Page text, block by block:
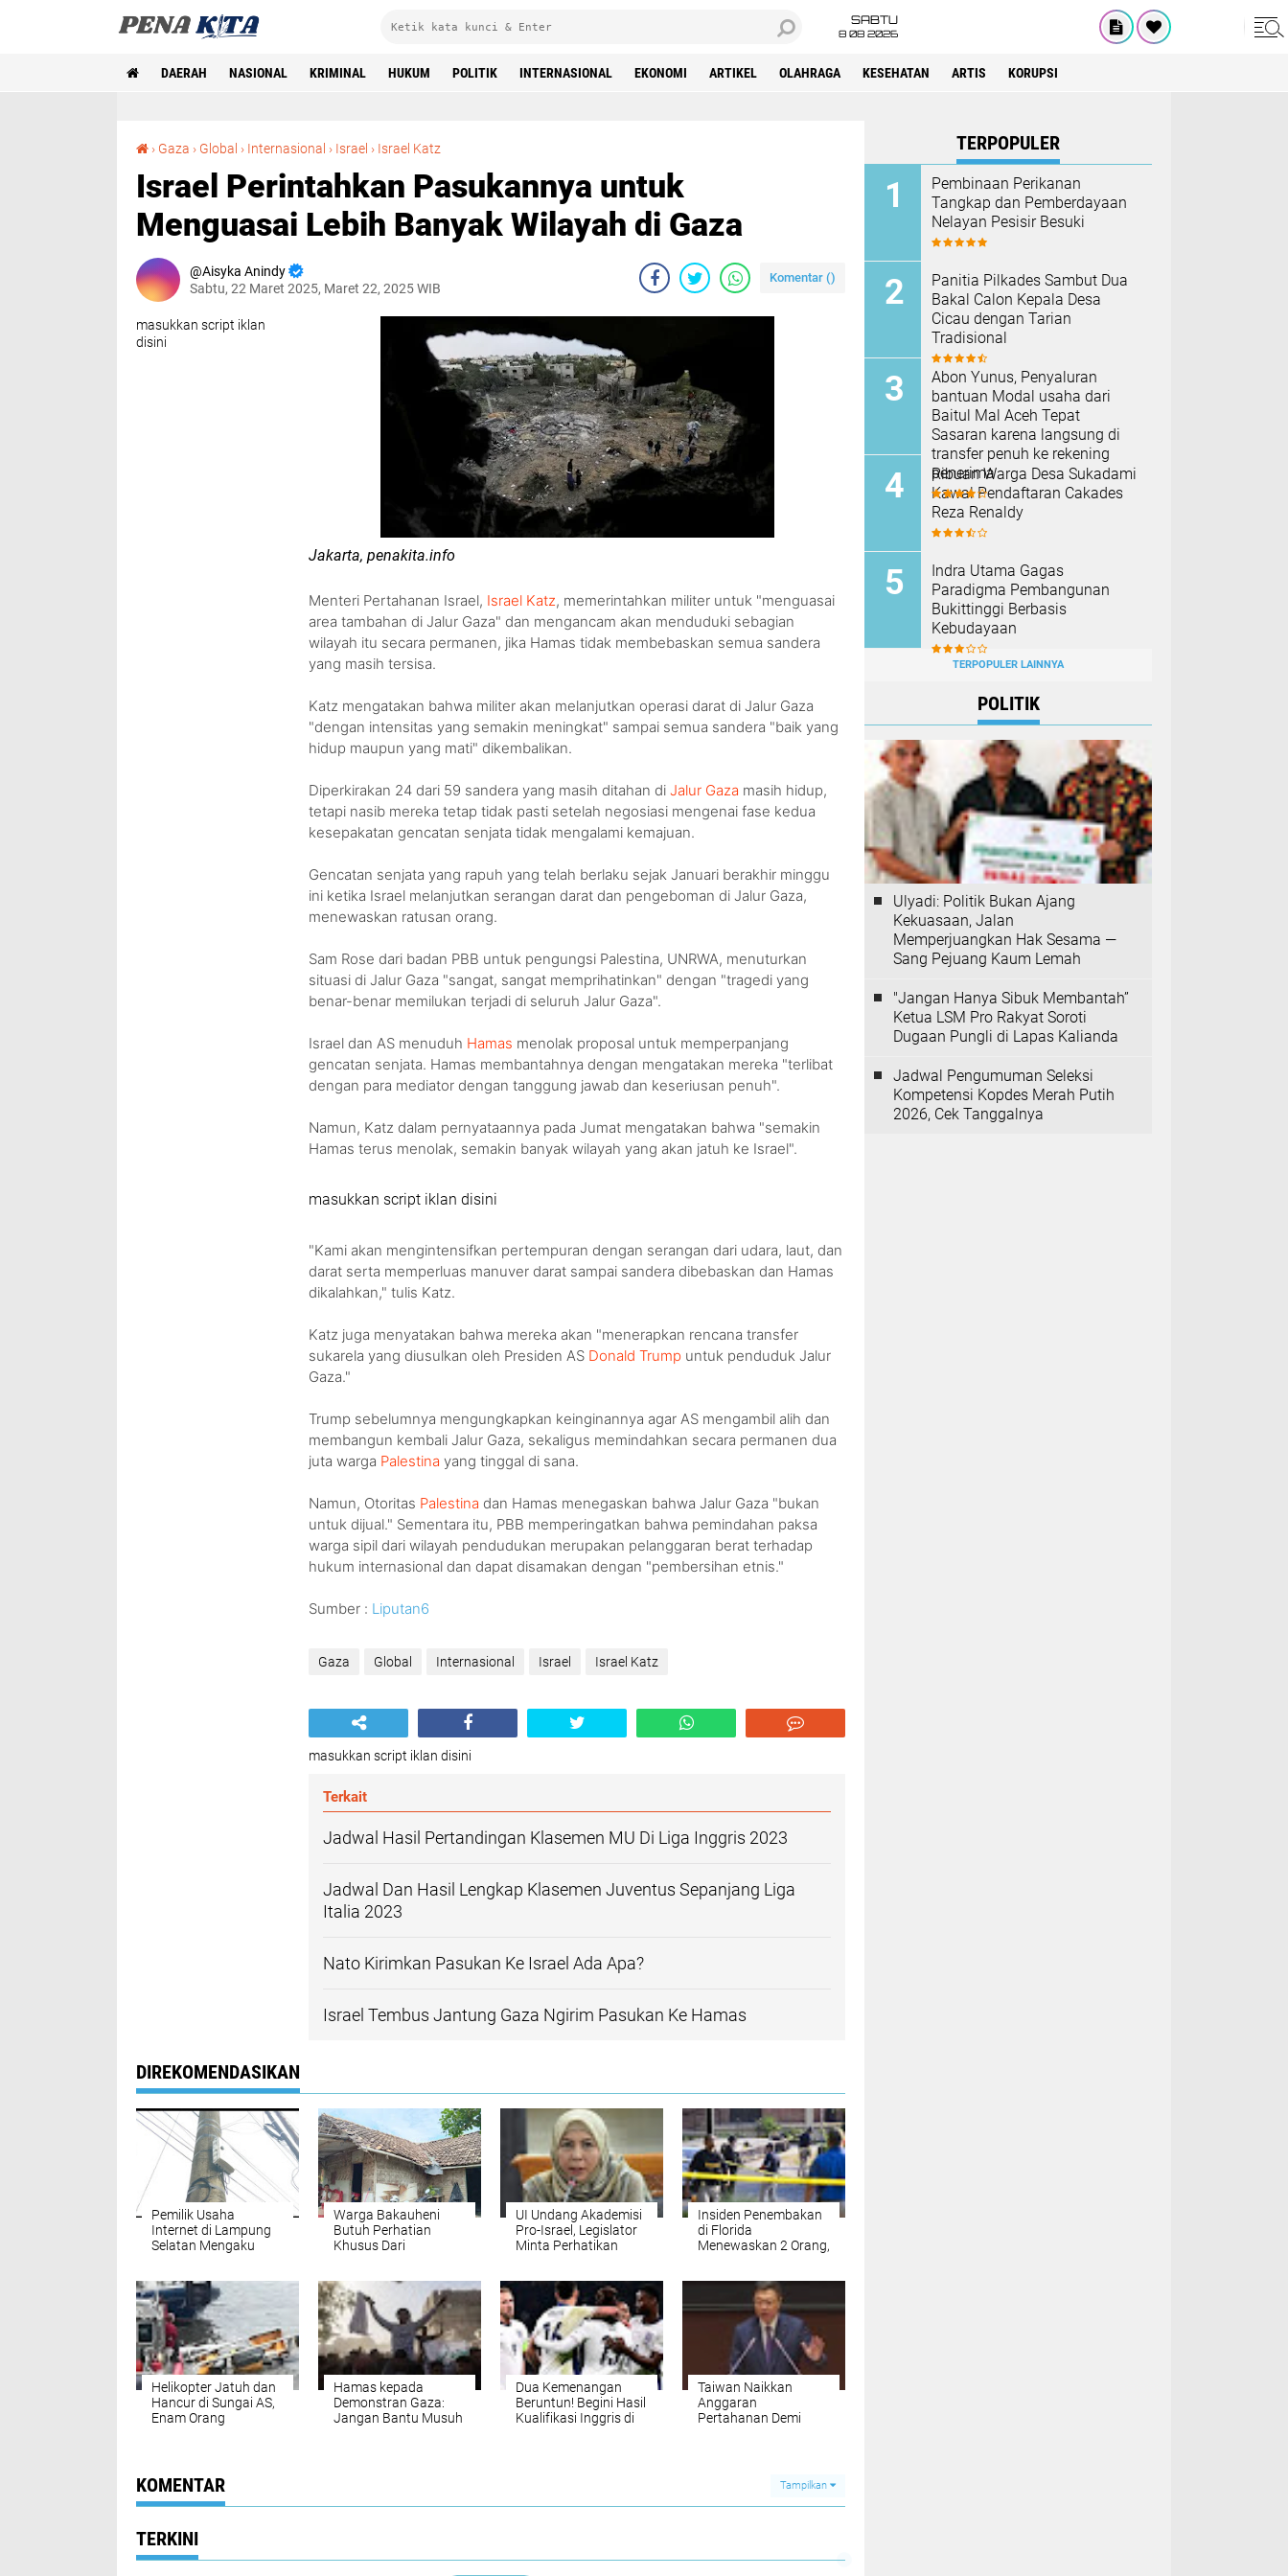
SABTU
8 08 2026
DAERAH NASIONAL KRIMINAL HUKUM POLITIK INTERNASIONAL EKONOMI ARTIKEL OLAHRAGA KESEHATAN ARTIS KORUPSI
› Gaza › Global › Internasional › Israel › Israel Katz
Israel Perintahkan Pasukannya untuk
Menguasai Lebih Banyak Wilayah di Gaza
Aisyka Anindy
Sabtu, 22 Maret 2025, Maret 22, 2025 WIB
Komentar ()
masukkan script iklan
disini
Jakarta, penakita.info
Menteri Pertahanan Israel, Israel Katz, memerintahkan militer untuk "menguasai
area tambahan di Jalur Gaza" dan mengancam akan menduduki sebagian
wilayah itu secara permanen, jika Hamas tidak membebaskan semua sandera
yang masih tersisa.
Katz mengatakan bahwa militer akan melanjutkan operasi darat di Jalur Gaza
"dengan intensitas yang semakin meningkat" sampai semua sandera "baik yang
hidup maupun yang mati" dikembalikan.
Diperkirakan 24 dari 59 sandera yang masih ditahan di Jalur Gaza masih hidup,
tetapi nasib mereka tetap tidak pasti setelah negosiasi mengenai fase kedua
kesepakatan gencatan senjata tidak mengalami kemajuan.
Gencatan senjata yang rapuh yang telah berlaku sejak Januari berakhir minggu
ini ketika Israel melanjutkan serangan darat dan pengeboman di Jalur Gaza,
menewaskan ratusan orang.
Sam Rose dari badan PBB untuk pengungsi Palestina, UNRWA, menuturkan
situasi di Jalur Gaza "sangat, sangat memprihatinkan" dengan "tragedi yang
benar-benar memilukan terjadi di seluruh Jalur Gaza".
Israel dan AS menuduh Hamas menolak proposal untuk memperpanjang
gencatan senjata. Hamas membantahnya dengan mengatakan mereka "terlibat
dengan para mediator dengan tanggung jawab dan keseriusan penuh".
Namun, Katz dalam pernyataannya pada Jumat mengatakan bahwa "semakin
Hamas terus menolak, semakin banyak wilayah yang akan jatuh ke Israel".
masukkan script iklan disini
"Kami akan mengintensifkan pertempuran dengan serangan dari udara, laut, dan
darat serta memperluas manuver darat sampai sandera dibebaskan dan Hamas
dikalahkan," tulis Katz.
Katz juga menyatakan bahwa mereka akan "menerapkan rencana transfer
sukarela yang diusulkan oleh Presiden AS Donald Trump untuk penduduk Jalur
Gaza."
Trump sebelumnya mengungkapkan keinginannya agar AS mengambil alih dan
membangun kembali Jalur Gaza, sekaligus memindahkan secara permanen dua
juta warga Palestina yang tinggal di sana.
Namun, Otoritas Palestina dan Hamas menegaskan bahwa Jalur Gaza "bukan
untuk dijual." Sementara itu, PBB memperingatkan bahwa pemindahan paksa
warga sipil dari wilayah pendudukan merupakan pelanggaran berat terhadap
hukum internasional dan dapat disamakan dengan "pembersihan etnis."
Sumber : Liputan6
Gaza Global Internasional Israel Israel Katz
masukkan script iklan disini
Terkait
Jadwal Hasil Pertandingan Klasemen MU Di Liga Inggris 2023
Jadwal Dan Hasil Lengkap Klasemen Juventus Sepanjang Liga
Italia 2023
Nato Kirimkan Pasukan Ke Israel Ada Apa?
Israel Tembus Jantung Gaza Ngirim Pasukan Ke Hamas
DIREKOMENDASIKAN
Pemilik Usaha
Internet di Lampung
Selatan Mengaku
Kabel serta Box
Nempel di Tiang listrik
Warga Bakauheni
Butuh Perhatian
Khusus Dari
Rumah Tak Kunjung
Realisasi
UI Undang Akademisi
Pro-Israel, Legislator
Minta Perhatikan
Insiden Penembakan
di Florida
Menewaskan 2 Orang,
Helikopter Jatuh dan
Hancur di Sungai AS,
Enam Orang
Hamas kepada
Demonstran Gaza:
Jangan Bantu Musuh
Dua Kemenangan
Beruntun! Begini Hasil
Kualifikasi Inggris di
Taiwan Naikkan
Anggaran
Pertahanan Demi
KOMENTAR Tampilkan
TERKINI
TERPOPULER
Pembinaan Perikanan
Tangkap dan Pemberdayaan
Nelayan Pesisir Besuki
Panitia Pilkades Sambut Dua
Bakal Calon Kepala Desa
Cicau dengan Tarian
Tradisional
Abon Yunus, Penyaluran
bantuan Modal usaha dari
Baitul Mal Aceh Tepat
Sasaran karena langsung di
transfer penuh ke rekening
penerima
Ribuan Warga Desa Sukadami
Kawal Pendaftaran Cakades
Reza Renaldy
Indra Utama Gagas
Paradigma Pembangunan
Bukittinggi Berbasis
Kebudayaan
TERPOPULER LAINNYA
POLITIK
Ulyadi: Politik Bukan Ajang
Kekuasaan, Jalan
Memperjuangkan Hak Sesama —
Sang Pejuang Kaum Lemah
"Jangan Hanya Sibuk Membantah”
Ketua LSM Pro Rakyat Soroti
Dugaan Pungli di Lapas Kalianda
Jadwal Pengumuman Seleksi
Kompetensi Kopdes Merah Putih
2026, Cek Tanggalnya